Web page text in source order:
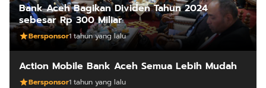
Bank Aceh Bagikan Dividen Tahun 2024
sebesar Rp 300 Miliar
Bersponsor1 tahun yang lalu
Action Mobile Bank Aceh Semua Lebih Mudah
Bersponsor1 tahun yang lalu